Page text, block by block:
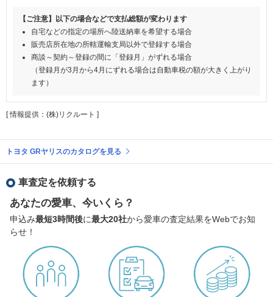
【ご注意】以下の場合などで支払総額が変わります
自宅などの指定の場所へ陸送納車を希望する場合
販売店所在地の所轄運輸支局以外で登録する場合
商談～契約～登録の間に「登録月」がずれる場合
（登録月が3月から4月にずれる場合は自動車税の額が大きく上がり
ます）
[ 情報提供：(株)リクルート ]
トヨタ GRヤリスのカタログを見る
車査定を依頼する
あなたの愛車、今いくら？
申込み最短3時間後に最大20社から愛車の査定結果をWebでお知
らせ！